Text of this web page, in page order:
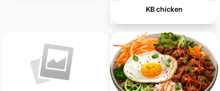
KB chicken